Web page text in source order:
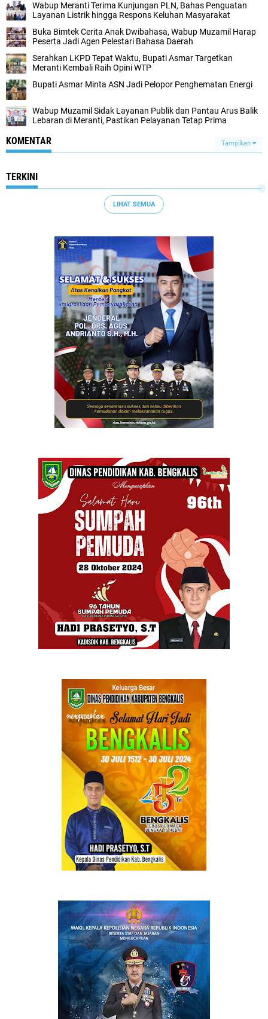
Wabup Meranti Terima Kunjungan PLN, Bahas Penguatan
Layanan Listrik hingga Respons Keluhan Masyarakat
Buka Bimtek Cerita Anak Dwibahasa, Wabup Muzamil Harap
Peserta Jadi Agen Pelestari Bahasa Daerah
Serahkan LKPD Tepat Waktu, Bupati Asmar Targetkan
Meranti Kembali Raih Opini WTP
Bupati Asmar Minta ASN Jadi Pelopor Penghematan Energi
Wabup Muzamil Sidak Layanan Publik dan Pantau Arus Balik
Lebaran di Meranti, Pastikan Pelayanan Tetap Prima
KOMENTAR Tampilkan
TERKINI
LIHAT SEMUA